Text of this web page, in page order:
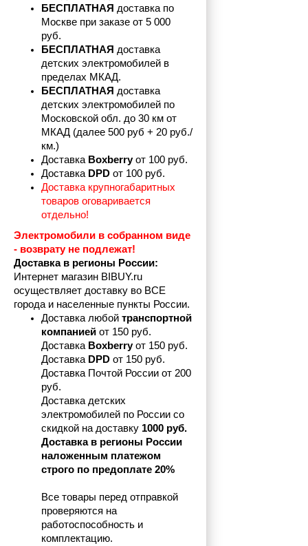
БЕСПЛАТНАЯ доставка по
Москве при заказе от 5 000
руб.
БЕСПЛАТНАЯ доставка
детских электромобилей в
пределах МКАД.
БЕСПЛАТНАЯ доставка
детских электромобилей по
Московской обл. до 30 км от
МКАД (далее 500 руб + 20 руб./
км.)
Доставка Boxberry от 100 руб.
Доставка DPD от 100 руб.
Доставка крупногабаритных
товаров оговаривается
отдельно!
Электромобили в собранном виде
- возврату не подлежат!
Доставка в регионы России:
Интернет магазин BIBUY.ru
осуществляет доставку во ВСЕ
города и населенные пункты России.
Доставка любой транспортной
компанией от 150 руб.
Доставка Boxberry от 150 руб.
Доставка DPD от 150 руб.
Доставка Почтой России от 200
руб.
Доставка детских
электромобилей по России со
скидкой на доставку 1000 руб.
Доставка в регионы России
наложенным платежом
строго по предоплате 20%
Все товары перед отправкой
проверяются на
работоспособность и
комплектацию.